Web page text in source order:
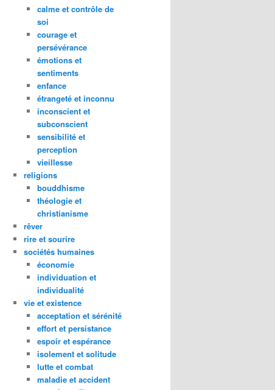
calme et contrôle de
soi
courage et
persévérance
émotions et
sentiments
enfance
étrangeté et inconnu
inconscient et
subconscient
sensibilité et
perception
vieillesse
religions
bouddhisme
théologie et
christianisme
rêver
rire et sourire
sociétés humaines
économie
individuation et
individualité
vie et existence
acceptation et sérénité
effort et persistance
espoir et espérance
isolement et solitude
lutte et combat
maladie et accident